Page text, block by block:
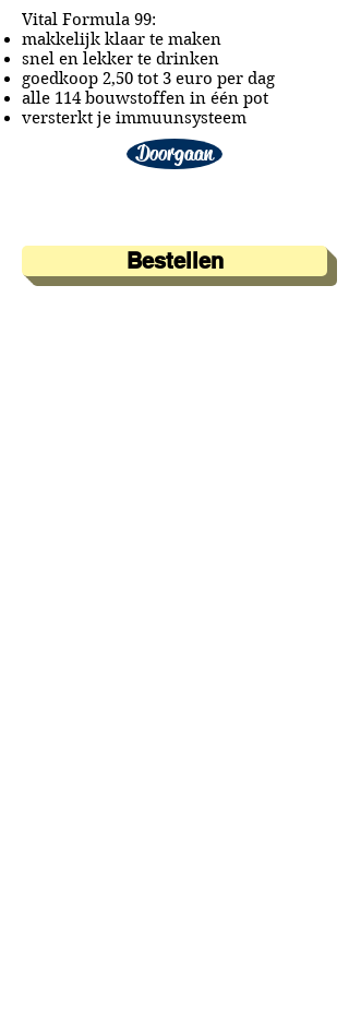
Vital Formula 99:
makkelijk klaar te maken
snel en lekker te drinken
goedkoop 2,50 tot 3 euro per dag
alle 114 bouwstoffen in één pot
versterkt je immuunsysteem
Doorgaan
Bestellen